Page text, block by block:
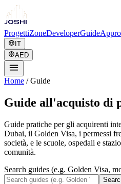
ProgettiZoneDeveloperGuide
IT
AED
Home /Guide
Guide all'acquisto di
Guide pratiche per gli acquirenti
Dubai, il Golden Visa, i permessi
società, e le scuole, ospedali e
comunità.
Search guides (e.g. Golden Visa,